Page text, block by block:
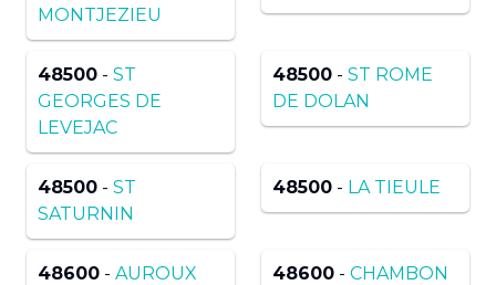
MONTJEZIEU
48500 - ST
GEORGES DE
LEVEJAC
48500 - ST ROME
DE DOLAN
48500 - ST
SATURNIN
48500 - LA TIEULE
48600 - AUROUX 48600 - CHAMBON